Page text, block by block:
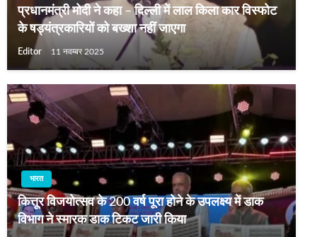
प्रधानमंत्री मोदी ने कहा – दिल्ली में लाल किला कार विस्फोट
के षड्यंत्रकारियों को बख्शा नहीं जाएगा
Editor 11 नवम्बर 2025
भारत
कित्तूर विजयोत्सव के 200 वर्ष पूरा होने के उपलक्ष्य में डाक
विभाग ने स्मारक डाक टिकट जारी किया